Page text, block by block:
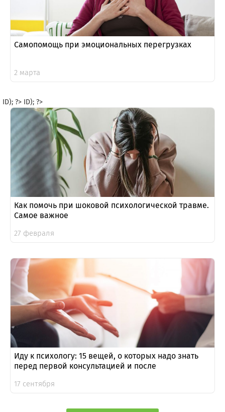
Самопомощь при эмоциональных перегрузках
2 марта
ID); ?>
Как помочь при шоковой психологической травме.
Самое важное
27 февраля
ID); ?>
Иду к психологу: 15 вещей, о которых надо знать
перед первой консультацией и после
17 сентября